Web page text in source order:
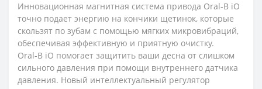
Инновационная магнитная система привода Oral-B iO
точно подает энергию на кончики щетинок, которые
скользят по зубам с помощью мягких микровибраций,
обеспечивая эффективную и приятную очистку.
Oral-B iO помогает защитить ваши десна от слишком
сильного давления при помощи внутреннего датчика
давления. Новый интеллектуальный регулятор